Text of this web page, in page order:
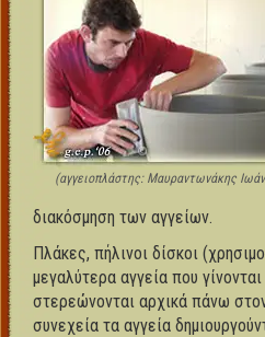
(αγγειοπλάστης: Μαυραντωνάκης
διακόσμηση των αγγείων.
Πλάκες, πήλινοι δίσκοι
μεγαλύτερα αγγεία που
στερεώνονται αρχικά πάνω
συνεχεία τα αγγεία